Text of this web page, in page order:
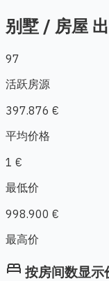
别墅 / 房屋
97
活跃房源
397.876 €
平均价格
1 €
最低价
998.900 €
最高价
bed 按房间数显示